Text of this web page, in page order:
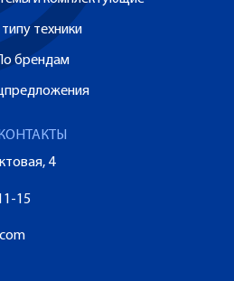
типу техники
По брендам
КОНТАКТЫ
4
15